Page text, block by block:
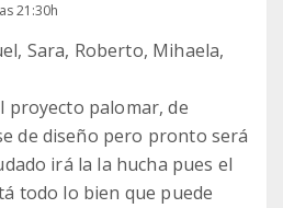
21:30h
Sara, Roberto, Mihaela,
proyecto palomar, de
de diseño pero pronto será
irá la la hucha pues el
todo lo bien que puede